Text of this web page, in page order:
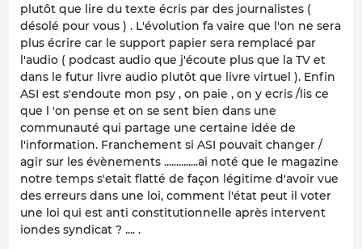
plutôt que lire du texte écris par des journalistes (
désolé pour vous ) . L'évolution fa vaire que l'on ne sera
plus écrire car le support papier sera remplacé par
l'audio ( podcast audio que j'écoute plus que la TV et
dans le futur livre audio plutôt que livre virtuel ). Enfin
ASI est s'endoute mon psy , on paie , on y ecris /lis ce
que l 'on pense et on se sent bien dans une
communauté qui partage une certaine idée de
l'information. Franchement si ASI pouvait changer /
agir sur les évènements ..............ai noté que le magazine
notre temps s'etait flatté de façon légitime d'avoir vue
des erreurs dans une loi, comment l'état peut il voter
une loi qui est anti constitutionnelle après intervent
iondes syndicat ? .... .